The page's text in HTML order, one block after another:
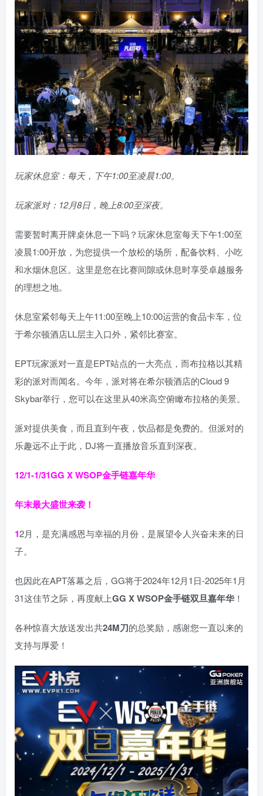
玩家休息室：每天，下午1:00至凌晨1:00。
玩家派对：12月8日，晚上8:00至深夜。
需要暂时离开牌桌休息一下吗？玩家休息室每天下午1:00至
凌晨1:00开放，为您提供一个放松的场所，配备饮料、小吃
和水烟休息区。这里是您在比赛间隙或休息时享受卓越服务
的理想之地。
休息室紧邻每天上午11:00至晚上10:00运营的食品卡车，位
于希尔顿酒店LL层主入口外，紧邻比赛室。
EPT玩家派对一直是EPT站点的一大亮点，而布拉格以其精
彩的派对而闻名。今年，派对将在希尔顿酒店的Cloud 9
Skybar举行，您可以在这里从40米高空俯瞰布拉格的美景。
派对提供美食，而且直到午夜，饮品都是免费的。但派对的
乐趣远不止于此，DJ将一直播放音乐直到深夜。
12/1-1/31GG X WSOP金手链嘉年华
年末最大盛世来袭！
12月，是充满感恩与幸福的月份，是展望令人兴奋未来的日
子。
也因此在APT落幕之后，GG将于2024年12月1日-2025年1月
31这佳节之际，再度献上GG X WSOP金手链双旦嘉年华！
各种惊喜大放送发出共24M刀的总奖励，感谢您一直以来的
支持与厚爱！